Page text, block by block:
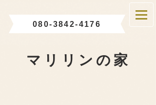
080-3842-4176
マリリンの家